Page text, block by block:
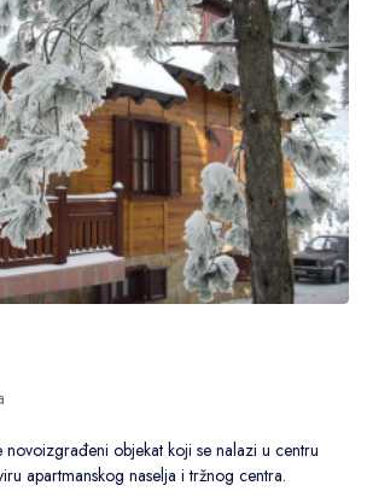
novoizgrađeni objekat koji se nalazi u centru
apartmanskog naselja i tržnog centra.